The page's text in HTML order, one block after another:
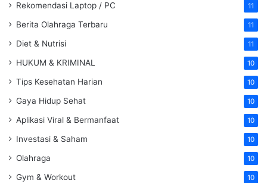
Rekomendasi Laptop / PC 11
Berita Olahraga Terbaru 11
Diet & Nutrisi 11
HUKUM & KRIMINAL 10
Tips Kesehatan Harian 10
Gaya Hidup Sehat 10
Aplikasi Viral & Bermanfaat 10
Investasi & Saham 10
Olahraga 10
Gym & Workout 10